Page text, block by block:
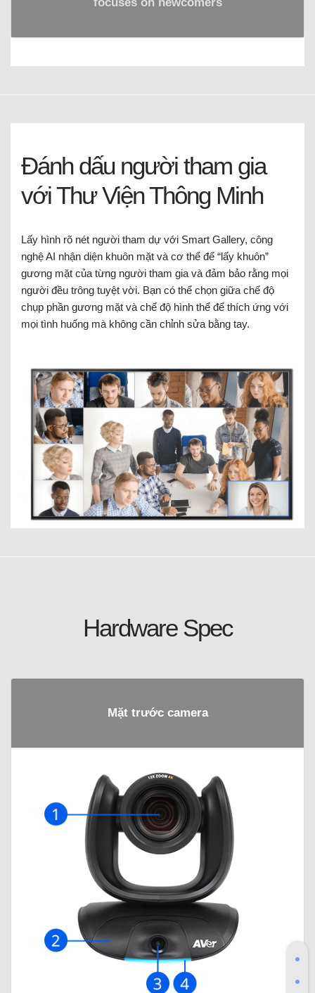
Đánh dấu người tham gia
với Thư Viện Thông Minh
Lấy hình rõ nét người tham dự với Smart Gallery, công
nghệ AI nhận diện khuôn mặt và cơ thể để “lấy khuôn”
gương mặt của từng người tham gia và đảm bảo rằng mọi
người đều trông tuyệt vời. Bạn có thể chọn giữa chế độ
chụp phần gương mặt và chế độ hình thể để thích ứng với
mọi tình huống mà không cần chỉnh sửa bằng tay.
Hardware Spec
Mặt trước camera